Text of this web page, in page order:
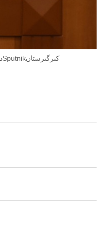
قىرعىزستان جوعارى كەڭجوعارى دەپۋتاكەڭەسىنىڭەك اسىلبەكدەپۋتاتىو: SputniدامىربەكستاناسىلبەكۇلىفوتوSputnikكىرگىزستان